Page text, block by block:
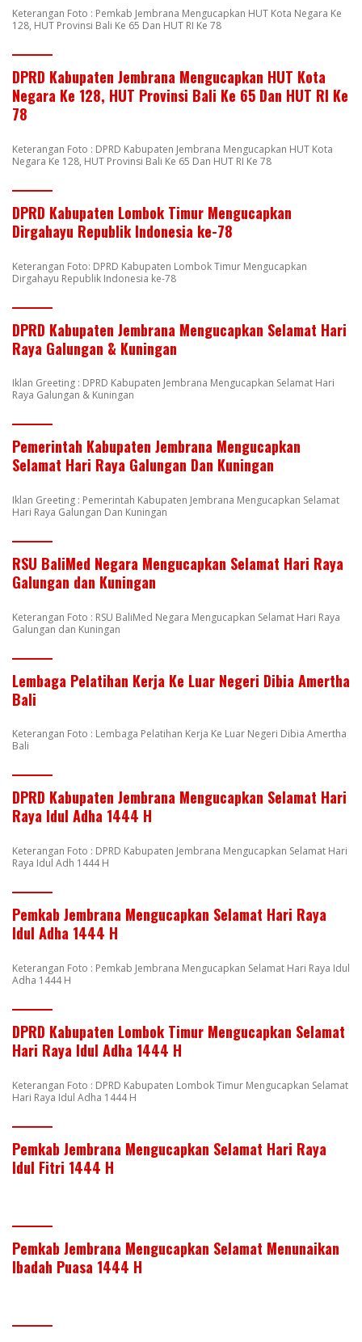
Keterangan Foto : Pemkab Jembrana Mengucapkan HUT Kota Negara Ke
128, HUT Provinsi Bali Ke 65 Dan HUT RI Ke 78
DPRD Kabupaten Jembrana Mengucapkan HUT Kota
Negara Ke 128, HUT Provinsi Bali Ke 65 Dan HUT RI Ke
78
Keterangan Foto : DPRD Kabupaten Jembrana Mengucapkan HUT Kota
Negara Ke 128, HUT Provinsi Bali Ke 65 Dan HUT RI Ke 78
DPRD Kabupaten Lombok Timur Mengucapkan
Dirgahayu Republik Indonesia ke-78
Keterangan Foto: DPRD Kabupaten Lombok Timur Mengucapkan
Dirgahayu Republik Indonesia ke-78
DPRD Kabupaten Jembrana Mengucapkan Selamat Hari
Raya Galungan & Kuningan
Iklan Greeting : DPRD Kabupaten Jembrana Mengucapkan Selamat Hari
Raya Galungan & Kuningan
Pemerintah Kabupaten Jembrana Mengucapkan
Selamat Hari Raya Galungan Dan Kuningan
Iklan Greeting : Pemerintah Kabupaten Jembrana Mengucapkan Selamat
Hari Raya Galungan Dan Kuningan
RSU BaliMed Negara Mengucapkan Selamat Hari Raya
Galungan dan Kuningan
Keterangan Foto : RSU BaliMed Negara Mengucapkan Selamat Hari Raya
Galungan dan Kuningan
Lembaga Pelatihan Kerja Ke Luar Negeri Dibia Amertha
Bali
Keterangan Foto : Lembaga Pelatihan Kerja Ke Luar Negeri Dibia Amertha
Bali
DPRD Kabupaten Jembrana Mengucapkan Selamat Hari
Raya Idul Adha 1444 H
Keterangan Foto : DPRD Kabupaten Jembrana Mengucapkan Selamat Hari
Raya Idul Adh 1444 H
Pemkab Jembrana Mengucapkan Selamat Hari Raya
Idul Adha 1444 H
Keterangan Foto : Pemkab Jembrana Mengucapkan Selamat Hari Raya Idul
Adha 1444 H
DPRD Kabupaten Lombok Timur Mengucapkan Selamat
Hari Raya Idul Adha 1444 H
Keterangan Foto : DPRD Kabupaten Lombok Timur Mengucapkan Selamat
Hari Raya Idul Adha 1444 H
Pemkab Jembrana Mengucapkan Selamat Hari Raya
Idul Fitri 1444 H
Pemkab Jembrana Mengucapkan Selamat Menunaikan
Ibadah Puasa 1444 H